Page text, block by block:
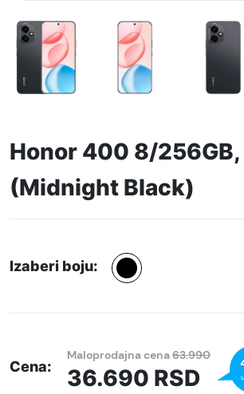
Honor 400 8/
(Midnight Black)
Izaberi boju:
Cena:
Maloprodajna cena63.990
36.690 RSD